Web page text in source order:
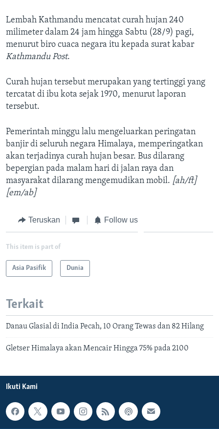
Lembah Kathmandu mencatat curah hujan 240
milimeter dalam 24 jam hingga Sabtu (28/9) pagi,
menurut biro cuaca negara itu kepada surat kabar
Kathmandu Post.
Curah hujan tersebut merupakan yang tertinggi yang
tercatat di ibu kota sejak 1970, menurut laporan
tersebut.
Pemerintah minggu lalu mengeluarkan peringatan
banjir di seluruh negara Himalaya, memperingatkan
akan terjadinya curah hujan besar. Bus dilarang
bepergian pada malam hari di jalan raya dan
masyarakat dilarang mengemudikan mobil. [ah/ft]
[em/ab]
Teruskan Follow us
This item is part of
Asia Pasifik Dunia
Terkait
Danau Glasial di India Pecah, 10 Orang Tewas dan 82 Hilang
Gletser Himalaya akan Mencair Hingga 75% pada 2100
Ikuti Kami